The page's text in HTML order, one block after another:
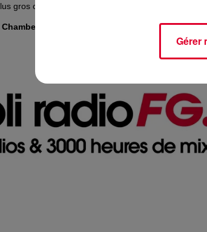
gros concert électro de la capitale.
studio FG
Gérer